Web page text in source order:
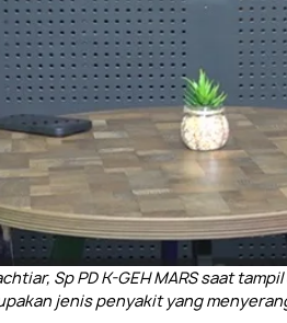
Sp PD K-GEH MARS saat
jenis penyakit yang